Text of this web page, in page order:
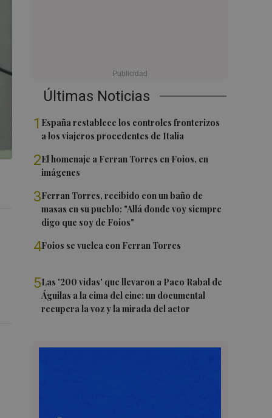
Últimas Noticias
1 España restablece los controles fronterizos
a los viajeros procedentes de Italia
2El homenaje a Ferran Torres en Foios, en
imágenes
3Ferran Torres, recibido con un baño de
masas en su pueblo: "Allá donde voy siempre
digo que soy de Foios"
4Foios se vuelca con Ferran Torres
5Las '200 vidas' que llevaron a Paco Rabal de
Águilas a la cima del cine: un documental
recupera la voz y la mirada del actor